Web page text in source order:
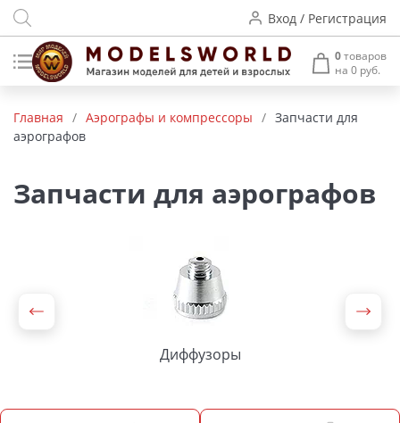
Вход / Регистрация
0товаров
на 0 руб.
Деревянные модели
Пластиковые модели
Архитектурные макеты
Главная / Аэрографы и компрессоры / Запчасти для
аэрографов
Запчасти для аэрографов
Диффузоры